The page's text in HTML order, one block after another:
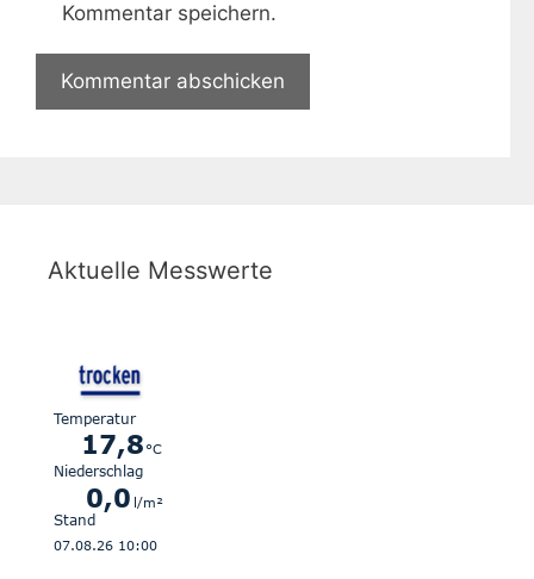
Kommentar speichern.
Aktuelle Messwerte